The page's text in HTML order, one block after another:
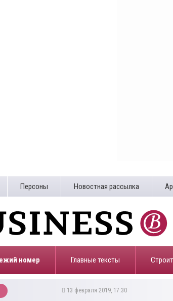
Персоны Новостная рассылка
номер Главные тексты
13 февраля 2019, 17:30